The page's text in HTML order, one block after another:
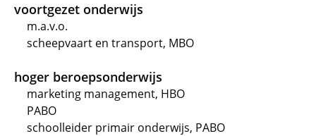
voortgezet onderwijs
m.a.v.o.
scheepvaart en transport, MBO
hoger beroepsonderwijs
marketing management, HBO
PABO
schoolleider primair onderwijs, PABO